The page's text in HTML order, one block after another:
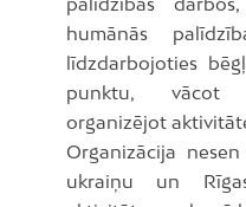
humānās
līdzdarbojoties
punktu, vācot
organizējot
Organizācija
ukraiņu un